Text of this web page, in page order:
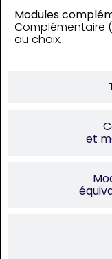
et
Modules
Complémentaire
au choix.